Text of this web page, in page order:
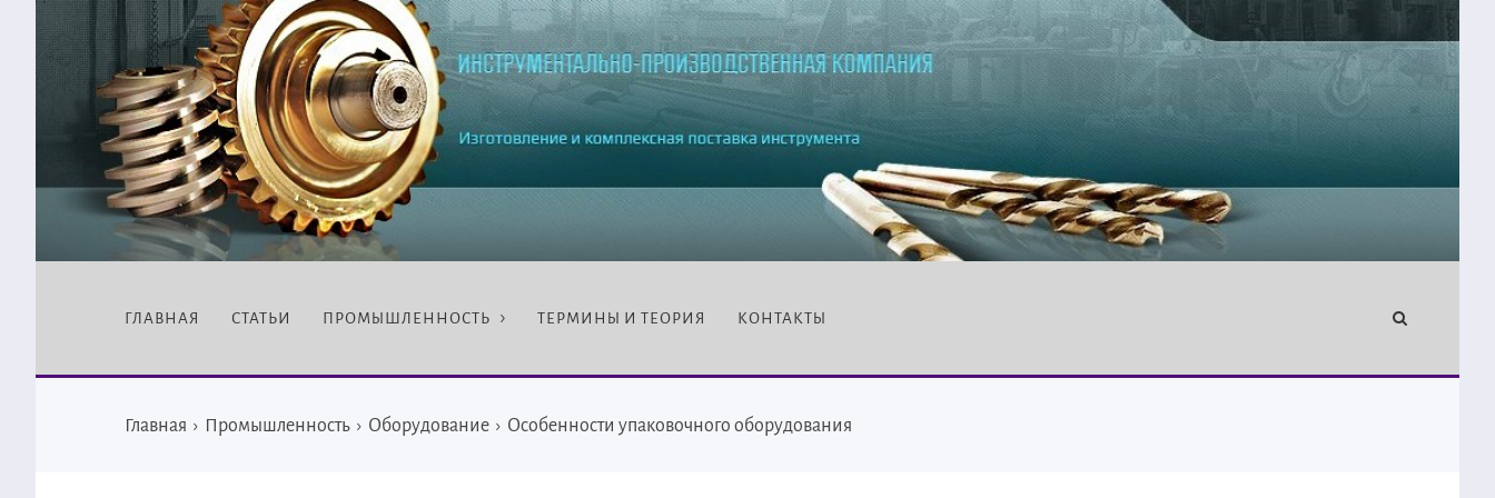
ГЛАВНАЯ СТАТЬИ ПРОМЫШЛЕННОСТЬ ТЕРМИНЫ И ТЕОРИЯ КОНТАКТЫ
Главная › Промышленность › Оборудование › Особенности упаковочного оборудования